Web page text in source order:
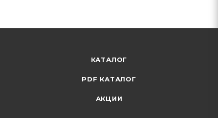
КАТАЛОГ
PDF КАТАЛОГ
АКЦИИ